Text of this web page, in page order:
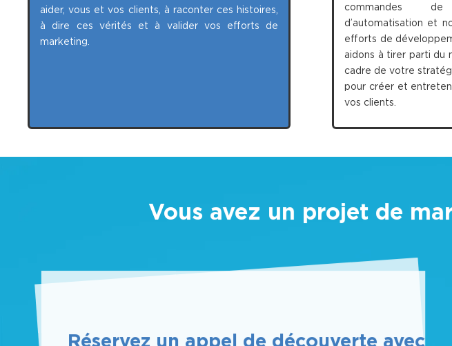
aider, vous et vos clients, à raconter ces histoires,
à dire ces vérités et à valider vos efforts de
marketing.
commandes
d’automatisation et
efforts de
aidons à tirer parti du
cadre de votre
pour créer et
vos clients.
Vous avez un projet de
Réservez un appel de découverte avec